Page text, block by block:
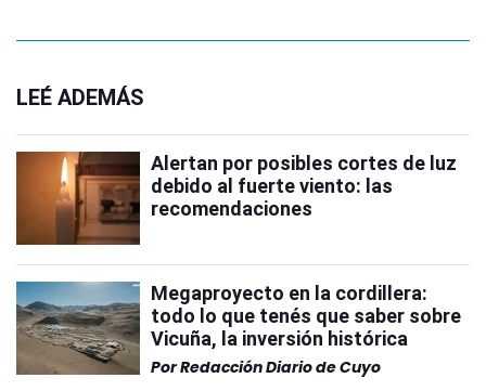
LEÉ ADEMÁS
Alertan por posibles cortes de luz
debido al fuerte viento: las
recomendaciones
Megaproyecto en la cordillera:
todo lo que tenés que saber sobre
Vicuña, la inversión histórica
PorRedacción Diario de Cuyo